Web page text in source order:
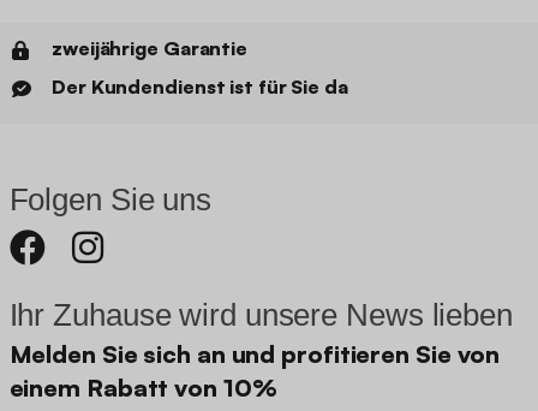
zweijährige Garantie
Der Kundendienst ist für Sie da
Folgen Sie uns
Ihr Zuhause wird unsere News lieben
Melden Sie sich an und profitieren Sie von
einem Rabatt von 10%